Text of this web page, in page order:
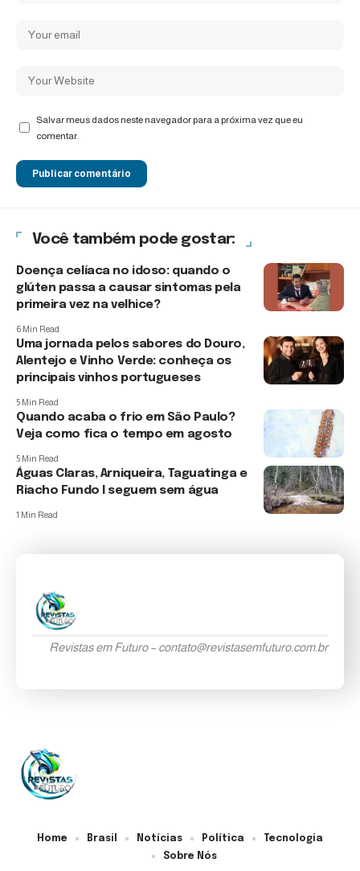
Salvar meus dados neste navegador para a próxima vez que eu
comentar.
Você também pode gostar:
Doença celíaca no idoso: quando o
glúten passa a causar sintomas pela
primeira vez na velhice?
6 Min Read
Uma jornada pelos sabores do Douro,
Alentejo e Vinho Verde: conheça os
principais vinhos portugueses
5 Min Read
Quando acaba o frio em São Paulo?
Veja como fica o tempo em agosto
5 Min Read
Águas Claras, Arniqueira, Taguatinga e
Riacho Fundo I seguem sem água
1 Min Read
Revistas em Futuro –contato@revistasemfuturo.com.br
Home Brasil Notícias Política
Tecnologia
Sobre Nós